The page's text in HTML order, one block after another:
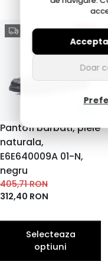
23%
Pantofi barbati, piele
naturala,
E6E640009A 01-N,
negru
405,71RON
312,40 RON
Selecteaza
optiuni
Doar